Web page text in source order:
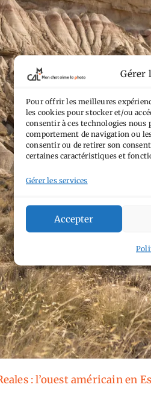
Gérer
Pour offrir les meilleures
les cookies pour stocker et/ou
consentir à ces technologies nous
comportement de navigation ou
consentir ou de retirer son
certaines caractéristiques et
Gérer les services
Accepter
: l’ouest américain en